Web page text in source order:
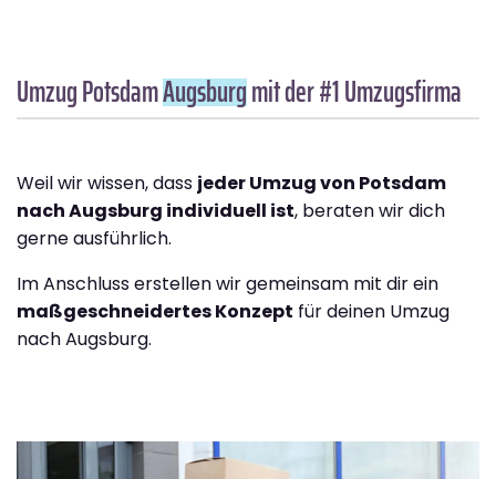
Umzug PotsdamAugsburgmit der #1 Umzugsfirma
Weil wir wissen, dass jeder Umzug von Potsdam
nach Augsburg individuell ist, beraten wir dich
gerne ausführlich.
Im Anschluss erstellen wir gemeinsam mit dir ein
maßgeschneidertes Konzept für deinen Umzug
nach Augsburg.